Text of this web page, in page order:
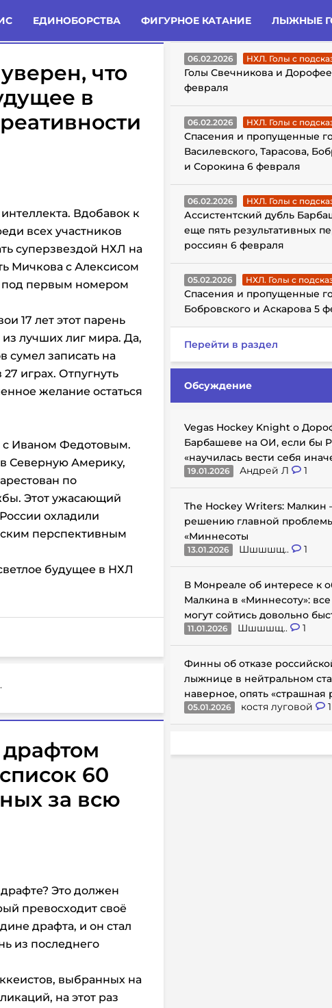
ЕДИНОБОРСТВА ФИГУРНОЕ КАТАНИЕ ЛЫЖНЫЕ
что
в
Вдобавок к
всех участников
суперзвездой НХЛ на
Мичкова с Алексисом
под первым номером
17 лет этот парень
лучших лиг мира. Да,
сумел записать на
играх. Отпугнуть
желание остаться
с Иваном Федотовым.
Северную Америку,
по
Этот ужасающий
охладили
перспективным
будущее в НХЛ
60
за всю
Это должен
превосходит своё
драфта, и он стал
из последнего
выбранных на
на этот раз
ГОЛЫ С
06.02.2026 НХЛ. Голы с
Голы Свечникова и
февраля
06.02.2026 НХЛ. Голы с
Спасения и пропущенные
Василевского, Тарасова,
и Сорокина 6 февраля
06.02.2026 НХЛ. Голы с
Ассистентский дубль
еще пять результативных
россиян 6 февраля
05.02.2026 НХЛ. Голы с
Спасения и пропущенные
Бобровского и Аскарова 5
Перейти в раздел
Обсуждение
Vegas Hockey Knight о
Барбашеве на ОИ, если бы
«научилась вести себя
19.01.2026 Андрей Л 1
The Hockey Writers: Малкин
решению главной
«Миннесоты
13.01.2026 Шшшшщ.. 1
В Монреале об интересе к
Малкина в «Миннесоту»:
могут сойтись довольно
11.01.2026 Шшшшщ.. 1
Финны об отказе
лыжнице в нейтральном
наверное, опять «страшная
05.01.2026 костя луговой 1